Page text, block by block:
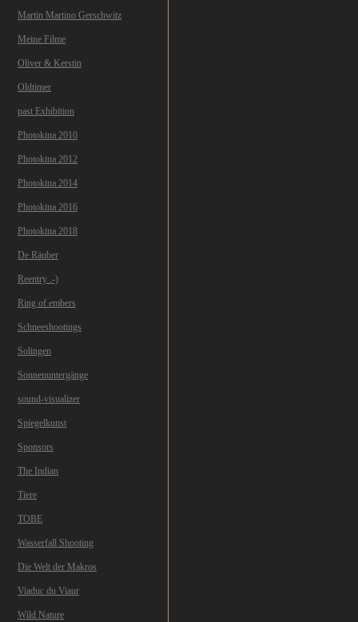
Martin Martino Gerschwitz
Meine Filme
Oliver & Kerstin
Oldtimer
past Exhibition
Photokina 2010
Photokina 2012
Photokina 2014
Photokina 2016
Photokina 2018
De Räuber
Reentry .-)
Ring of embers
Schneeshootings
Solingen
Sonnenuntergänge
sound-visualizer
Spiegelkunst
Sponsors
The Indian
Tiere
TOBE
Wasserfall Shooting
Die Welt der Makros
Viaduc du Viaur
Wild Nature